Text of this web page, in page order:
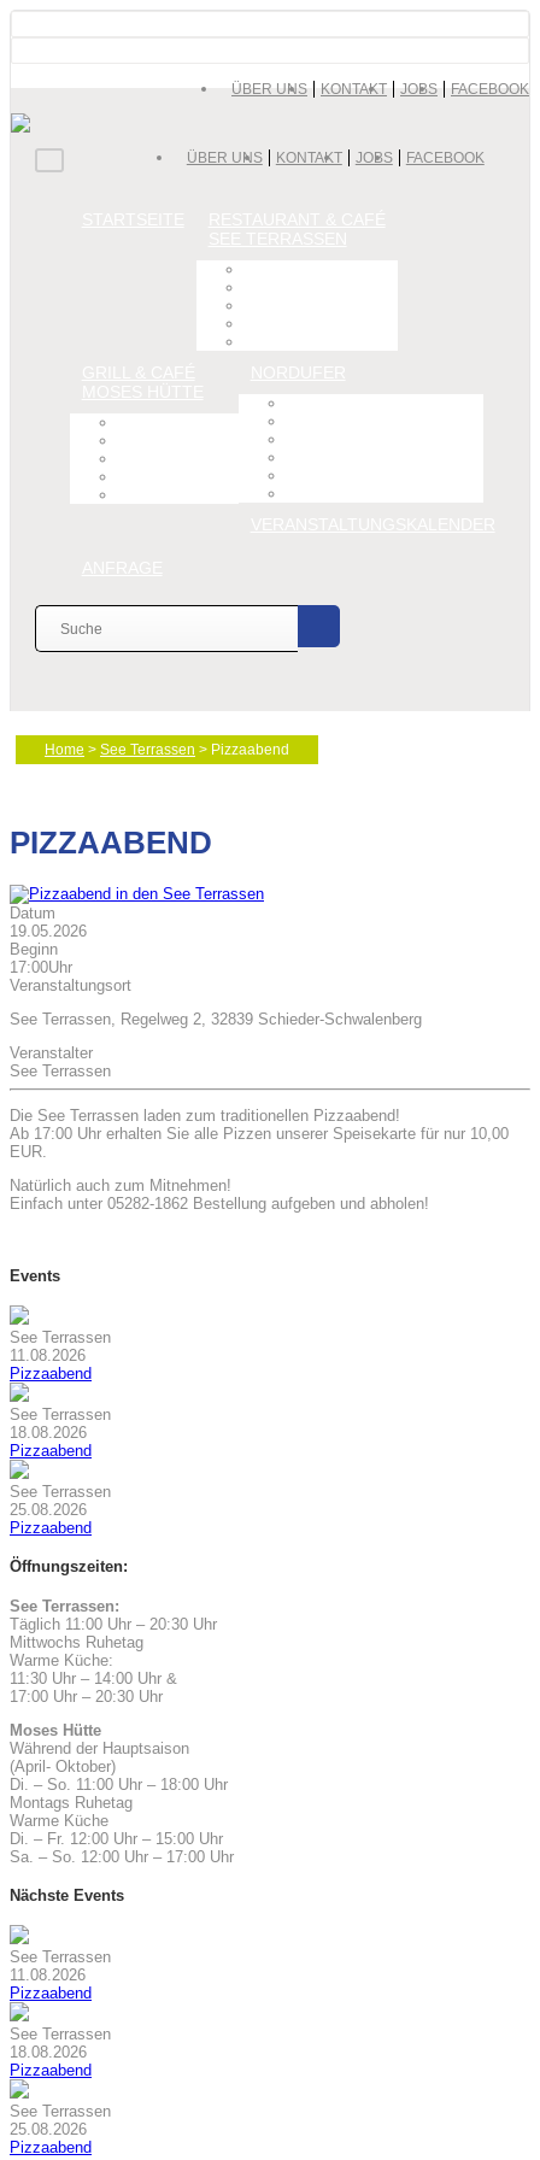
ÜBER UNS KONTAKT JOBS FACEBOOK
ÜBER UNS KONTAKT JOBS FACEBOOK
Home > See Terrassen > Pizzaabend
PIZZAABEND
Datum
19.05.2026
Beginn
17:00Uhr
Veranstaltungsort
See Terrassen, Regelweg 2, 32839 Schieder-Schwalenberg
Veranstalter
See Terrassen
Die See Terrassen laden zum traditionellen Pizzaabend!
Ab 17:00 Uhr erhalten Sie alle Pizzen unserer Speisekarte für nur 10,00
EUR.
Natürlich auch zum Mitnehmen!
Einfach unter 05282-1862 Bestellung aufgeben und abholen!
Events
See Terrassen
11.08.2026
Pizzaabend
See Terrassen
18.08.2026
Pizzaabend
See Terrassen
25.08.2026
Pizzaabend
Öffnungszeiten:
See Terrassen:
Täglich 11:00 Uhr – 20:30 Uhr
Mittwochs Ruhetag
Warme Küche:
11:30 Uhr – 14:00 Uhr &
17:00 Uhr – 20:30 Uhr
Moses Hütte
Während der Hauptsaison
(April- Oktober)
Di. – So. 11:00 Uhr – 18:00 Uhr
Montags Ruhetag
Warme Küche
Di. – Fr. 12:00 Uhr – 15:00 Uhr
Sa. – So. 12:00 Uhr – 17:00 Uhr
Nächste Events
See Terrassen
11.08.2026
Pizzaabend
See Terrassen
18.08.2026
Pizzaabend
See Terrassen
25.08.2026
Pizzaabend